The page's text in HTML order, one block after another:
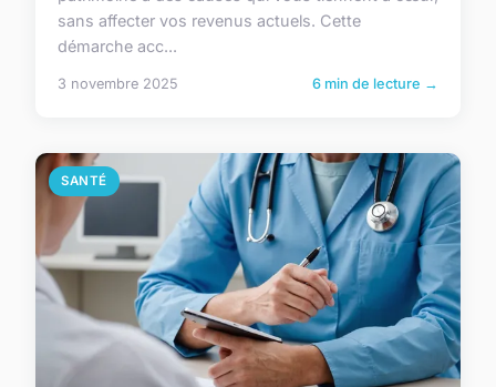
sans affecter vos revenus actuels. Cette
démarche acc...
3 novembre 2025 6 min de lecture →
SANTÉ